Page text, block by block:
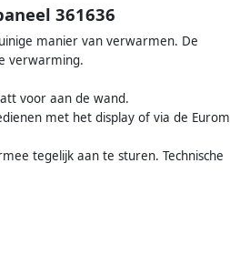
361636
manier van verwarmen. De
verwarming.
voor aan de wand.
met het display of via de Eurom
tegelijk aan te sturen. Technische